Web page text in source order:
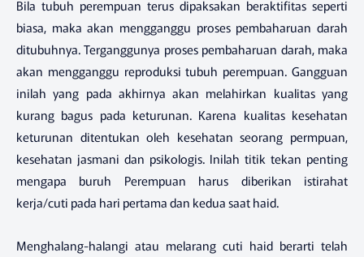
Bila tubuh perempuan terus dipaksakan beraktifitas seperti
biasa, maka akan mengganggu proses pembaharuan darah
ditubuhnya. Terganggunya proses pembaharuan darah, maka
akan mengganggu reproduksi tubuh perempuan. Gangguan
inilah yang pada akhirnya akan melahirkan kualitas yang
kurang bagus pada keturunan. Karena kualitas kesehatan
keturunan ditentukan oleh kesehatan seorang permpuan,
kesehatan jasmani dan psikologis. Inilah titik tekan penting
mengapa buruh Perempuan harus diberikan istirahat
kerja/cuti pada hari pertama dan kedua saat haid.
Menghalang-halangi atau melarang cuti haid berarti telah